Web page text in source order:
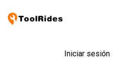
Iniciar sesión